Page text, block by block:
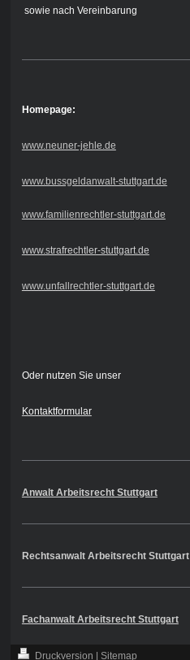
sowie nach Vereinbarung
Homepage:
www.neuner-jehle.de
www.bussgeldanwalt-stuttgart.de
www.familienrechtler-stuttgart.de
www.strafrechtler-stuttgart.de
www.unfallrechtler-stuttgart.de
Oder nutzen Sie unser
Kontaktformular
Anwalt Arbeitsrecht Stuttgart
Rechtsanwalt Arbeitsrecht Stuttgart
Fachanwalt Arbeitsrecht Stuttgart
Druckversion Sitemap